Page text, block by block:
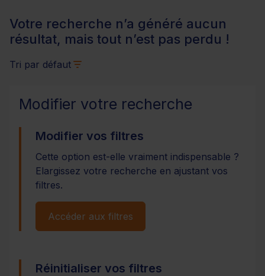
Votre recherche n’a généré aucun
résultat, mais tout n’est pas perdu !
Tri par défaut
Modifier votre recherche
Modifier vos filtres
Cette option est-elle vraiment indispensable ?
Elargissez votre recherche en ajustant vos
filtres.
Accéder aux filtres
Réinitialiser vos filtres